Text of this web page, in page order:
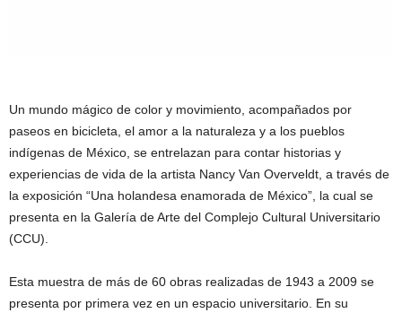
Un mundo mágico de color y movimiento, acompañados por
paseos en bicicleta, el amor a la naturaleza y a los pueblos
indígenas de México, se entrelazan para contar historias y
experiencias de vida de la artista Nancy Van Overveldt, a través de
la exposición “Una holandesa enamorada de México”, la cual se
presenta en la Galería de Arte del Complejo Cultural Universitario
(CCU).
Esta muestra de más de 60 obras realizadas de 1943 a 2009 se
presenta por primera vez en un espacio universitario. En su